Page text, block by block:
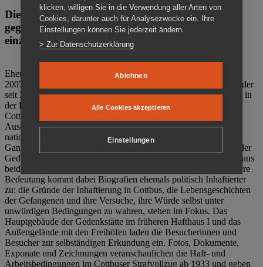
Die Gedenkstätte Zuchthaus Cottbus ist ein Ort
gegen das Vergessen. Anschaulich, nah und
einzigartig.
Ehemalige politische Häftlinge der DDR gründeten im Oktober
2007 den Verein Menschenrechtszentrum Cottbus e. V. (MRZ), der
seit 2011 Eigentümer des ehemaligen Gefängnisses (1860-2002) in
der Bautzener Straße und Träger der Gedenkstätte Zuchthaus
Cottbus ist. Im Zentrum der Arbeit der Gedenkstätte steht die
Auseinandersetzung mit politischem Unrecht während der
nationalsozialistischen Terrorherrschaft und der SED-Diktatur.
Ganzjährig zeigen mehrere Dauer- und Sonderausstellungen in der
Gedenkstätte Zuchthaus Cottbus Beispiele politischen Unrechts aus
beiden deutschen Diktaturen des 20. Jahrhunderts. Eine besondere
Bedeutung kommt dabei Biografien ehemals politisch Inhaftierter
zu: die Gründe der Inhaftierung in Cottbus, die Lebensgeschichten
der Gefangenen und ihre Versuche, ihre Würde selbst unter
unwürdigen Bedingungen zu wahren, stehen im Fokus. Das
Hauptgebäude der Gedenkstätte im früheren Hafthaus I und das
Außengelände mit den Freihöfen laden die Besucherinnen und
Besucher zur selbständigen Erkundung ein. Fotos, Dokumente,
Exponate und Zeichnungen veranschaulichen die Haft- und
Arbeitsbedingungen im Cottbuser Strafvollzug ab 1933 und geben
klicken, willigen Sie in die Verwendung aller Arten von
Cookies, darunter auch für Analysezwecke ein. Ihre
Einstellungen können Sie jederzeit ändern.
> Zur Datenschutzerklärung
Ablehnen
Alle Cookies akzeptieren
Einstellungen